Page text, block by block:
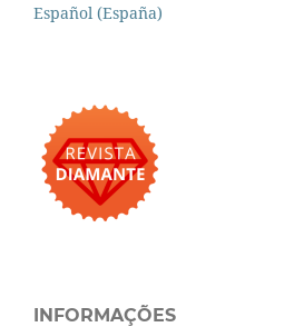
Español (España)
INFORMAÇÕES